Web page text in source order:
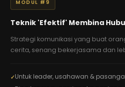
MODUL #9
Teknik 'Efektif' Membina
Strategi komunikasi yang buat
cerita, senang bekerjasama dan
Untuk leader, usahawan &